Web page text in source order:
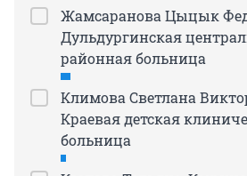
Жамсаранова Цыцык
Дульдургинская
районная больница
Климова Светлана
Краевая детская
больница